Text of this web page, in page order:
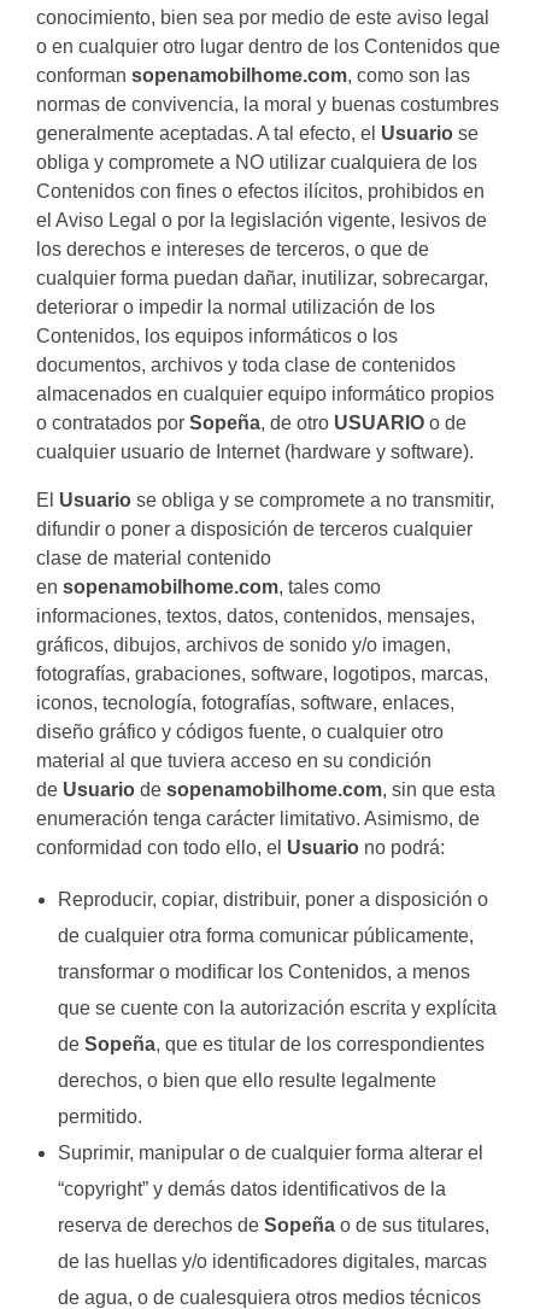
conocimiento, bien sea por medio de este aviso legal
o en cualquier otro lugar dentro de los Contenidos que
conforman sopenamobilhome.com, como son las
normas de convivencia, la moral y buenas costumbres
generalmente aceptadas. A tal efecto, el Usuario se
obliga y compromete a NO utilizar cualquiera de los
Contenidos con fines o efectos ilícitos, prohibidos en
el Aviso Legal o por la legislación vigente, lesivos de
los derechos e intereses de terceros, o que de
cualquier forma puedan dañar, inutilizar, sobrecargar,
deteriorar o impedir la normal utilización de los
Contenidos, los equipos informáticos o los
documentos, archivos y toda clase de contenidos
almacenados en cualquier equipo informático propios
o contratados por Sopeña, de otro USUARIO o de
cualquier usuario de Internet (hardware y software).
El Usuario se obliga y se compromete a no transmitir,
difundir o poner a disposición de terceros cualquier
clase de material contenido
en sopenamobilhome.com, tales como
informaciones, textos, datos, contenidos, mensajes,
gráficos, dibujos, archivos de sonido y/o imagen,
fotografías, grabaciones, software, logotipos, marcas,
iconos, tecnología, fotografías, software, enlaces,
diseño gráfico y códigos fuente, o cualquier otro
material al que tuviera acceso en su condición
de Usuario de sopenamobilhome.com, sin que esta
enumeración tenga carácter limitativo. Asimismo, de
conformidad con todo ello, el Usuario no podrá:
Reproducir, copiar, distribuir, poner a disposición o
de cualquier otra forma comunicar públicamente,
transformar o modificar los Contenidos, a menos
que se cuente con la autorización escrita y explícita
de Sopeña, que es titular de los correspondientes
derechos, o bien que ello resulte legalmente
permitido.
Suprimir, manipular o de cualquier forma alterar el
“copyright” y demás datos identificativos de la
reserva de derechos de Sopeñao de sus titulares,
de las huellas y/o identificadores digitales, marcas
de agua, o de cualesquiera otros medios técnicos